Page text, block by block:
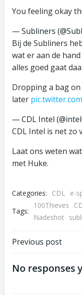
You feeling okay
— Subliners
Bij de Subliners
wat er aan de
alles goed gaat
Dropping a bag
later
— CDL Intel
CDL Intel is net zo
Laat ons weten
met Huke.
Categories: CDL e-
Tags:
100Thieves
Nadeshot
Bericht
Previous post
No responses